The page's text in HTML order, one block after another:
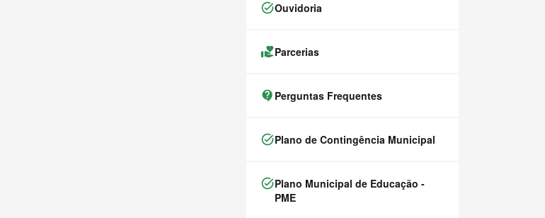
task_altOuvidoria
volunteer_activismParcerias
contact_support Perguntas Frequentes
task_altPlano de Contingência Municipal
task_altPlano Municipal de Educação -
PME